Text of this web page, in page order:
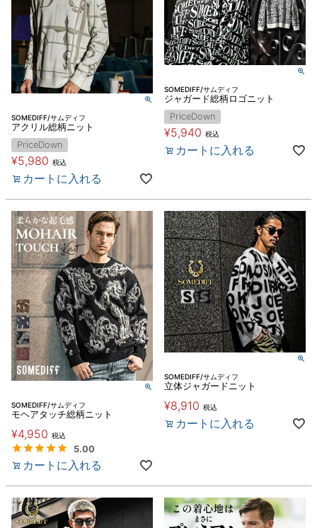
SOMEDIFF/サムディフ
アクリル総柄ニット
PriceDown
¥5,980 税込
カートに入れる
SOMEDIFF/サムディフ
ジャガード総柄ロゴニット
PriceDown
¥5,940 税込
カートに入れる
SOMEDIFF/サムディフ
モヘアタッチ総柄ニット
¥4,950 税込
5.00
カートに入れる
SOMEDIFF/サムディフ
立体ジャガードニット
¥8,910 税込
カートに入れる